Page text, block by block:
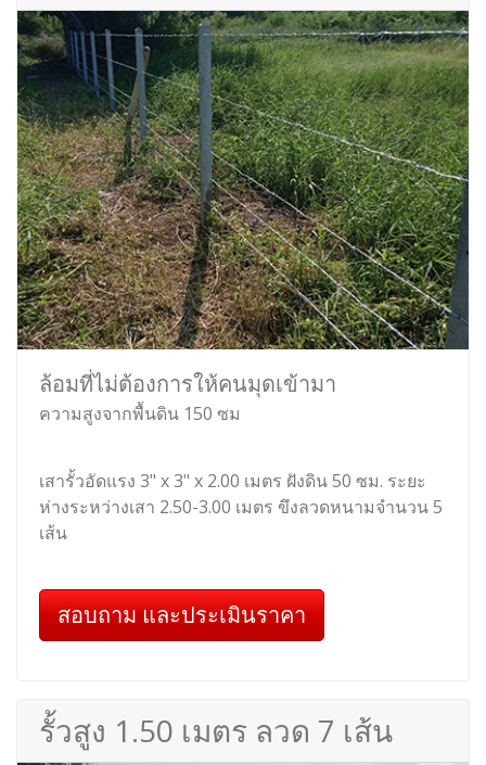
ล้อมที่ไม่ต้องการให้คนมุดเข้ามา
ความสูงจากพื้นดิน 150 ซม
เสารั้วอัดแรง 3" x 3" x 2.00 เมตร ฝังดิน 50 ซม. ระยะ
ห่างระหว่างเสา 2.50-3.00 เมตร ขึงลวดหนามจำนวน 5
เส้น
สอบถาม และประเมินราคา
รั้วสูง 1.50 เมตร ลวด 7 เส้น